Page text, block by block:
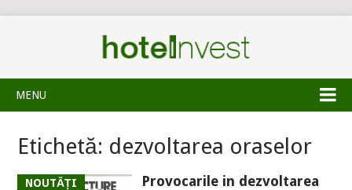
MENU
Etichetă: dezvoltarea oraselor
NOUTĂȚI
Provocarile in dezvoltarea